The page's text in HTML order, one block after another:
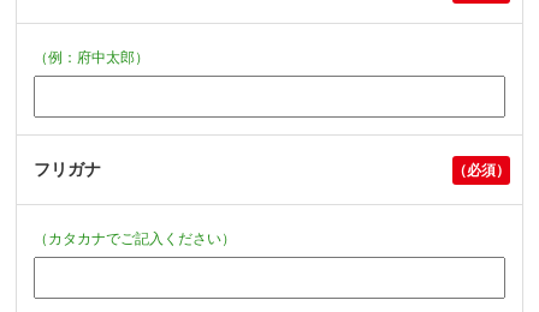
（例：府中太郎）
フリガナ
（カタカナでご記入ください）